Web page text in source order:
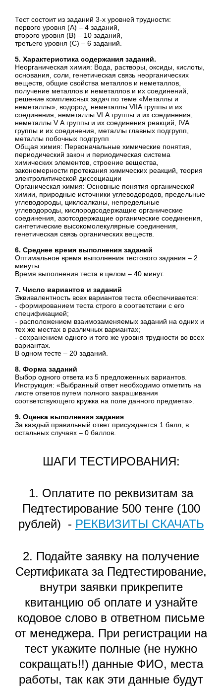
Тест состоит из заданий 3-х уровней трудности:
первого уровня (А) – 4 заданий,
второго уровня (В) – 10 заданий,
третьего уровня (С) – 6 заданий.
5. Характеристика содержания заданий.
Неорганическая химия: Вода, растворы, оксиды, кислоты,
основания, соли, генетическая связь неорганических
веществ, общие свойства металлов и неметаллов,
получение металлов и неметаллов и их соединений,
решение комплексных задач по теме «Металлы и
неметаллы», водород, неметаллы VIIА группы и их
соединения, неметаллы VI А группы и их соединения,
неметаллы V А группы и их соединения реакций, IVА
группы и их соединения, металлы главных подгрупп,
металлы побочных подгрупп
Общая химия: Первоначальные химические понятия,
периодический закон и периодическая система
химических элементов, строение вещества,
закономерности протекания химических реакций, теория
электролитической диссоциации
Органическая химия: Основные понятия органической
химии, природные источники углеводородов, предельные
углеводороды, циклоалканы, непредельные
углеводороды, кислородсодержащие органические
соединения, азотсодержащие органические соединения,
синтетические высокомолекулярные соединения,
генетическая связь органических веществ.
6. Среднее время выполнения заданий
Оптимальное время выполнения тестового задания – 2
минуты.
Время выполнения теста в целом – 40 минут.
7. Число вариантов и заданий
Эквивалентность всех вариантов теста обеспечивается:
- формированием теста строго в соответствии с его
спецификацией;
- расположением взаимозаменяемых заданий на одних и
тех же местах в различных вариантах;
- сохранением одного и того же уровня трудности во всех
вариантах.
В одном тесте – 20 заданий.
8. Форма заданий
Выбор одного ответа из 5 предложенных вариантов.
Инструкция: «Выбранный ответ необходимо отметить на
листе ответов путем полного закрашивания
соответствующего кружка на поле данного предмета».
9. Оценка выполнения задания
За каждый правильный ответ присуждается 1 балл, в
остальных случаях – 0 баллов.
ШАГИ ТЕСТИРОВАНИЯ:
1. Оплатите по реквизитам за
Педтестирование 500 тенге (100
рублей) - РЕКВИЗИТЫ СКАЧАТЬ
2. Подайте заявку на получение
Сертификата за Педтестирование,
внутри заявки прикрепите
квитанцию об оплате и узнайте
кодовое слово в ответном письме
от менеджера. При регистрации на
тест укажите полные (не нужно
сокращать!!) данные ФИО, места
работы, так как эти данные будут